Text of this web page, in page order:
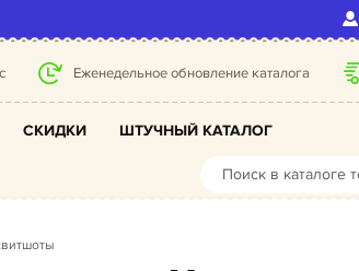
Еженедельное обновление каталога
СКИДКИ ШТУЧНЫЙ КАТАЛОГ